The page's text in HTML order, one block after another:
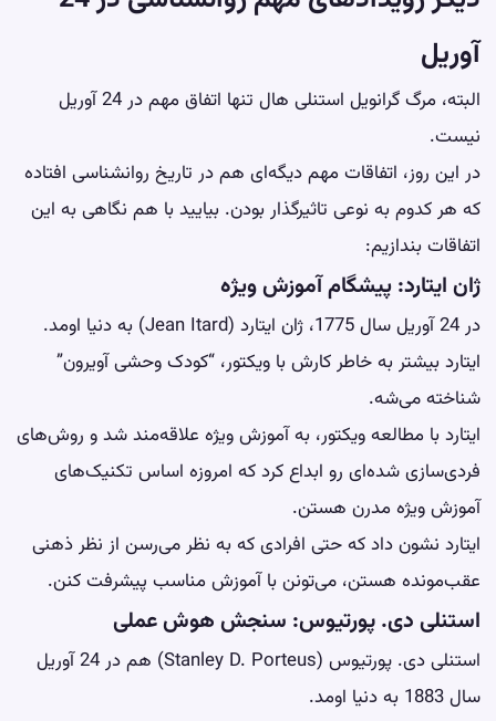
آوریل
البته، مرگ گرانویل استنلی هال تنها اتفاق مهم در 24 آوریل
نیست.
در این روز، اتفاقات مهم دیگه‌ای هم در تاریخ روانشناسی افتاده
که هر کدوم به نوعی تاثیرگذار بودن. بیایید با هم نگاهی به این
اتفاقات بندازیم:
ژان ایتارد: پیشگام آموزش ویژه
در 24 آوریل سال 1775، ژان ایتارد (Jean Itard) به دنیا اومد.
ایتارد بیشتر به خاطر کارش با ویکتور، “کودک وحشی آویرون”
شناخته می‌شه.
ایتارد با مطالعه ویکتور، به آموزش ویژه علاقه‌مند شد و روش‌های
فردی‌سازی شده‌ای رو ابداع کرد که امروزه اساس تکنیک‌های
آموزش ویژه مدرن هستن.
ایتارد نشون داد که حتی افرادی که به نظر می‌رسن از نظر ذهنی
عقب‌مونده هستن، می‌تونن با آموزش مناسب پیشرفت کنن.
استنلی دی. پورتیوس: سنجش هوش عملی
استنلی دی. پورتیوس (Stanley D. Porteus) هم در 24 آوریل
سال 1883 به دنیا اومد.